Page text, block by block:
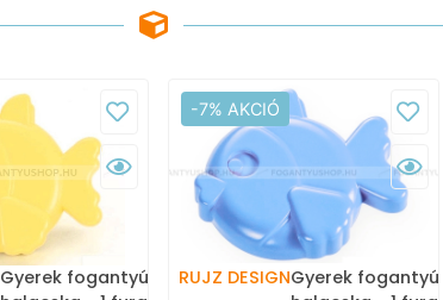
Gyerek fogantyú hal,
-7% AKCIÓ
RUJZ DESIGNGyerek fogantyú